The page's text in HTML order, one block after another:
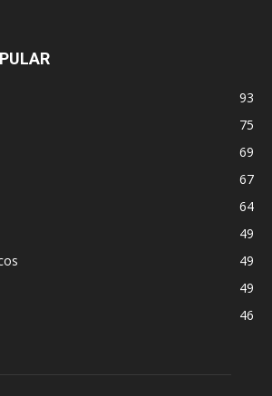
93
75
69
67
64
49
49
49
46